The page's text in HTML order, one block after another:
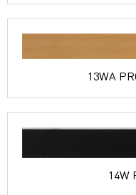
13WA
14W